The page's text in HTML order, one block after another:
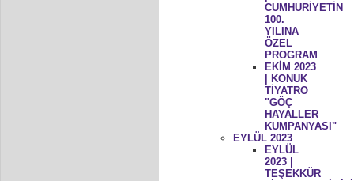
CUMHURİYETİN
100.
YILINA
ÖZEL
PROGRAM
EKİM 2023
| KONUK
TİYATRO
"GÖÇ
HAYALLER
KUMPANYASI"
EYLÜL 2023
EYLÜL
2023 |
TEŞEKKÜR